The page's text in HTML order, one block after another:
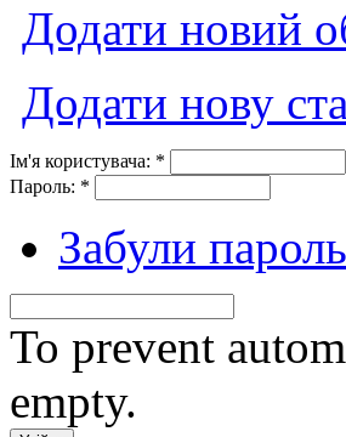
Додати новий
Додати нову
Ім'я користувача: *
Пароль: *
Забули
To prevent
empty.